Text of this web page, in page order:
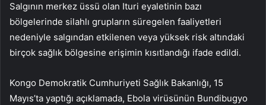
Salgının merkez üssü olan Ituri eyaletinin bazı
bölgelerinde silahlı grupların süregelen faaliyetleri
nedeniyle salgından etkilenen veya yüksek risk altındaki
birçok sağlık bölgesine erişimin kısıtlandığı ifade edildi.
Kongo Demokratik Cumhuriyeti Sağlık Bakanlığı, 15
Mayıs’ta yaptığı açıklamada, Ebola virüsünün Bundibugyo